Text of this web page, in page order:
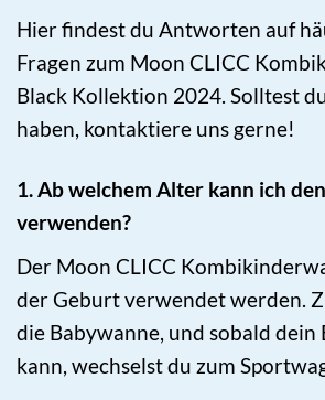
Hier findest du Antworten auf
Fragen zum Moon CLICC
Black Kollektion 2024. Solltest
haben, kontaktiere uns gerne!
1. Ab welchem Alter kann ich
verwenden?
Der Moon CLICC
der Geburt verwendet werden.
die Babywanne, und sobald dein
kann, wechselst du zum